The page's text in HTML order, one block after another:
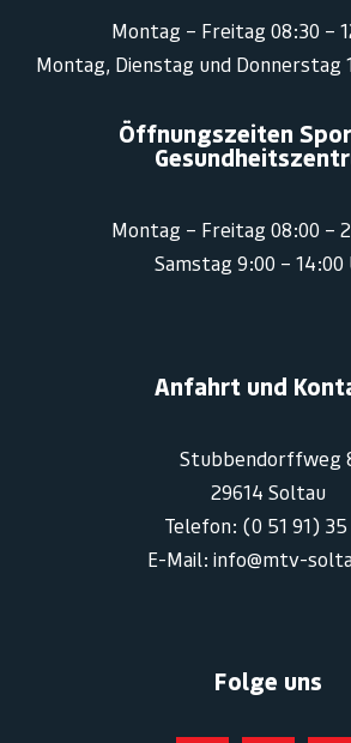
Montag – Freitag 08:30 –
Montag, Dienstag und Donnerstag
Öffnungszeiten
Montag – Freitag 08:00 –
Samstag 9:00 – 14:00
Anfahrt und
Stubbendorffweg
29614 Soltau
Telefon: (0 51 91) 35
E-Mail: info@mtv-
Folge uns